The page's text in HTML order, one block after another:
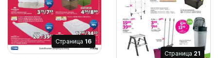
Cтраница 16
Cтраница 21